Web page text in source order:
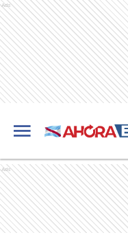
Ads
Ads